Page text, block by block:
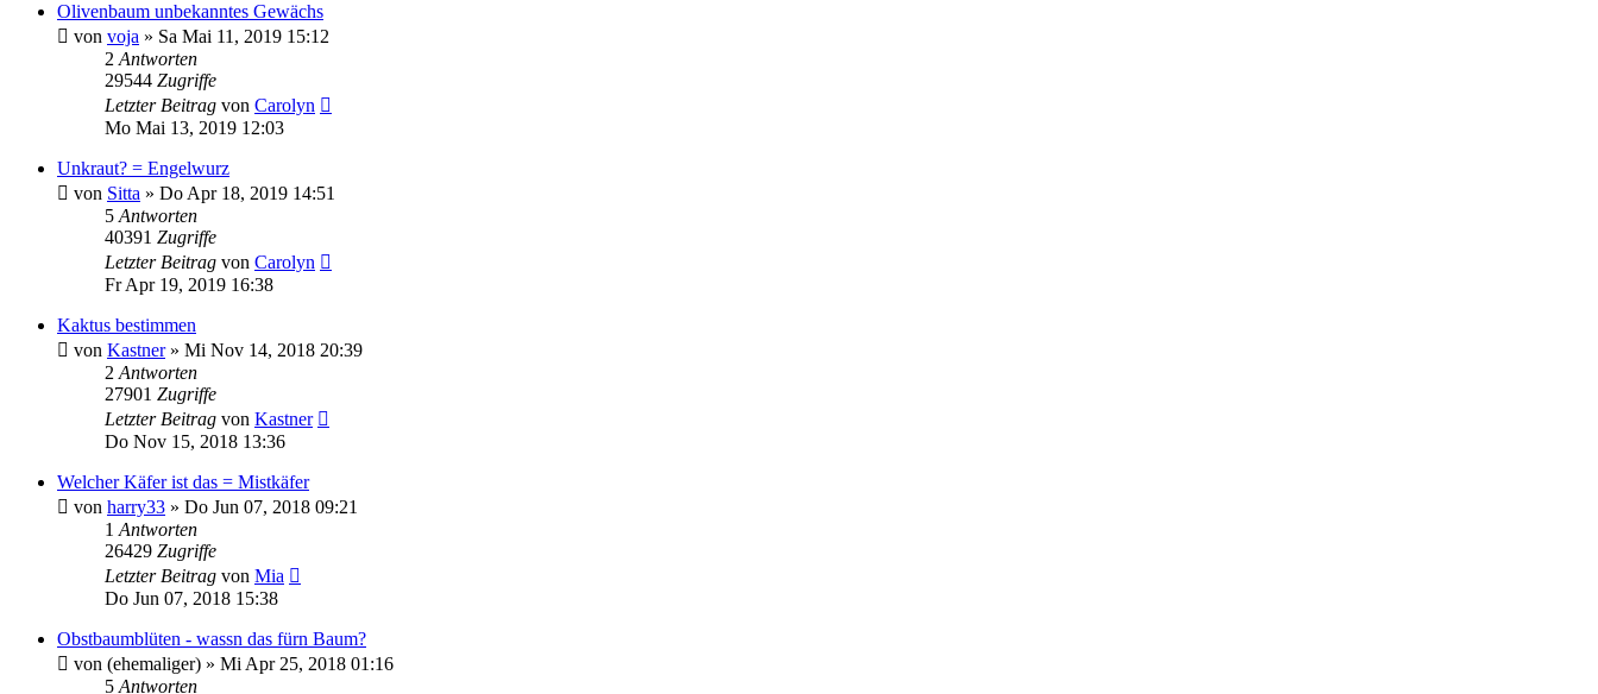
Olivenbaum unbekanntes Gewächs
von voja » Sa Mai 11, 2019 15:12
2 Antworten
29544 Zugriffe
Letzter Beitrag von Carolyn
Mo Mai 13, 2019 12:03
Unkraut? = Engelwurz
von Sitta » Do Apr 18, 2019 14:51
5 Antworten
40391 Zugriffe
Letzter Beitrag von Carolyn
Fr Apr 19, 2019 16:38
Kaktus bestimmen
von Kastner» Mi Nov 14, 2018 20:39
2 Antworten
27901 Zugriffe
Letzter Beitrag von Kastner
Do Nov 15, 2018 13:36
Welcher Käfer ist das = Mistkäfer
von harry33 » Do Jun 07, 2018 09:21
1 Antworten
26429 Zugriffe
Letzter Beitrag von Mia
Do Jun 07, 2018 15:38
Obstbaumblüten - wassn das fürn Baum?
von (ehemaliger) » Mi Apr 25, 2018 01:16
5 Antworten